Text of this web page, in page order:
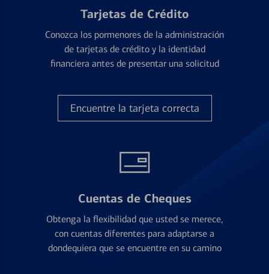
Tarjetas de Crédito
Conozca los pormenores de la administración
de tarjetas de crédito y la identidad
financiera antes de presentar una solicitud
Encuentre la tarjeta correcta
Cuentas de Cheques
Obtenga la flexibilidad que usted se merece,
con cuentas diferentes para adaptarse a
dondequiera que se encuentre en su camino